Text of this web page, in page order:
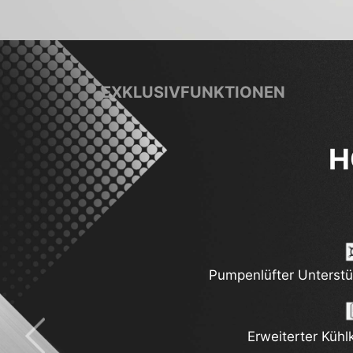
EXKLUSIVFUNKTIONEN
2.5G
Pumpenlüfter
Erweiterter